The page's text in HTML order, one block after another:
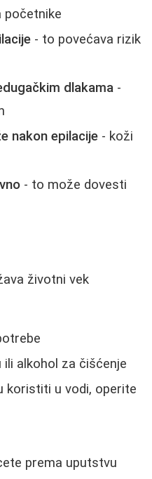
početnike
- to povećava rizik
dlakama -
nakon epilacije - koži
- to može dovesti
životni vek
alkohol za čišćenje
koristiti u vodi, operite
prema uputstvu